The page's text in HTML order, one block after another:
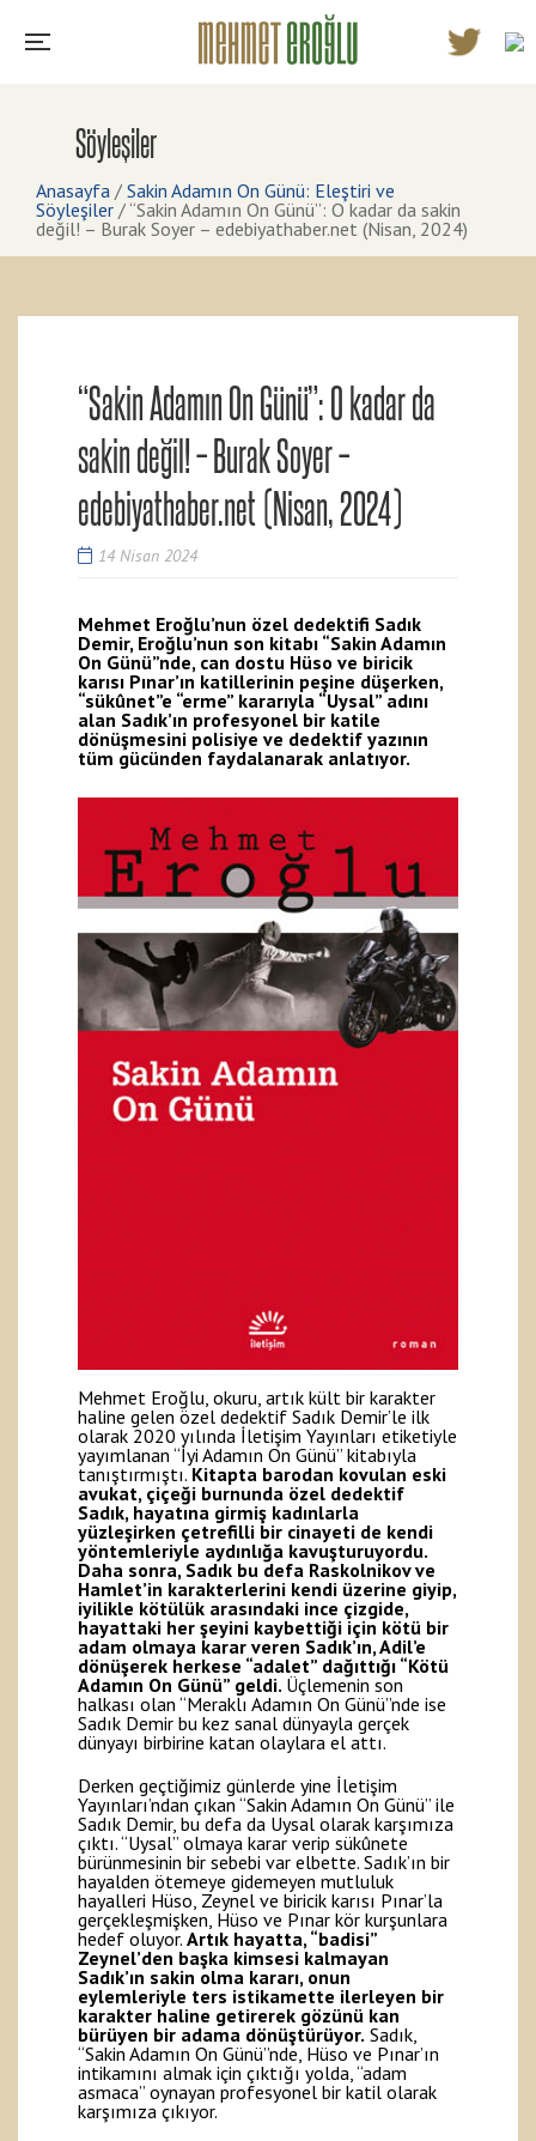
Söyleşiler
Anasayfa / Sakin Adamın On Günü: Eleştiri ve
Söyleşiler / “Sakin Adamın On Günü”: O kadar da sakin
değil! – Burak Soyer – edebiyathaber.net (Nisan, 2024)
“Sakin Adamın On Günü”: O kadar da
sakin değil! – Burak Soyer –
edebiyathaber.net (Nisan, 2024)
14 Nisan 2024
Mehmet Eroğlu’nun özel dedektifi Sadık
Demir, Eroğlu’nun son kitabı “Sakin Adamın
On Günü”nde, can dostu Hüso ve biricik
karısı Pınar’ın katillerinin peşine düşerken,
“sükûnet”e “erme” kararıyla “Uysal” adını
alan Sadık’ın profesyonel bir katile
dönüşmesini polisiye ve dedektif yazının
tüm gücünden faydalanarak anlatıyor.
Mehmet Eroğlu, okuru, artık kült bir karakter
haline gelen özel dedektif Sadık Demir’le ilk
olarak 2020 yılında İletişim Yayınları etiketiyle
yayımlanan “İyi Adamın On Günü” kitabıyla
tanıştırmıştı. Kitapta barodan kovulan eski
avukat, çiçeği burnunda özel dedektif
Sadık, hayatına girmiş kadınlarla
yüzleşirken çetrefilli bir cinayeti de kendi
yöntemleriyle aydınlığa kavuşturuyordu.
Daha sonra, Sadık bu defa Raskolnikov ve
Hamlet’in karakterlerini kendi üzerine giyip,
iyilikle kötülük arasındaki ince çizgide,
hayattaki her şeyini kaybettiği için kötü bir
adam olmaya karar veren Sadık’ın, Adil’e
dönüşerek herkese “adalet” dağıttığı “Kötü
Adamın On Günü” geldi. Üçlemenin son
halkası olan “Meraklı Adamın On Günü”nde ise
Sadık Demir bu kez sanal dünyayla gerçek
dünyayı birbirine katan olaylara el attı.
Derken geçtiğimiz günlerde yine İletişim
Yayınları’ndan çıkan “Sakin Adamın On Günü” ile
Sadık Demir, bu defa da Uysal olarak karşımıza
çıktı. “Uysal” olmaya karar verip sükûnete
bürünmesinin bir sebebi var elbette. Sadık’ın bir
hayalden ötemeye gidemeyen mutluluk
hayalleri Hüso, Zeynel ve biricik karısı Pınar’la
gerçekleşmişken, Hüso ve Pınar kör kurşunlara
hedef oluyor. Artık hayatta, “badisi”
Zeynel’den başka kimsesi kalmayan
Sadık’ın sakin olma kararı, onun
eylemleriyle ters istikamette ilerleyen bir
karakter haline getirerek gözünü kan
bürüyen bir adama dönüştürüyor. Sadık,
“Sakin Adamın On Günü”nde, Hüso ve Pınar’ın
intikamını almak için çıktığı yolda, “adam
asmaca” oynayan profesyonel bir katil olarak
karşımıza çıkıyor.